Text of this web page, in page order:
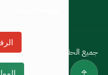
سياسة